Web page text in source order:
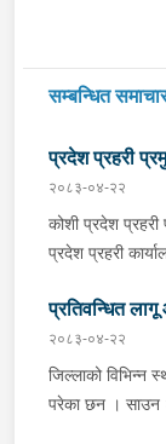
सम्बन्धित
प्रदेश प्रहरी
भेटघाट तथा
२०८३-०४-२२
कोशी प्रदेश
प्रदेश प्रहरी
अन्तरक्रिया
सभाहलमा आयोजित
कर्मचारीहरूले
गम्भीरतापूर्वक
प्रतिवन्धित
२०८३-०४-२२
जिल्लाको विभिन्न
परेका छन । साउन